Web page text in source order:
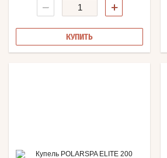
− +
КУПИТЬ